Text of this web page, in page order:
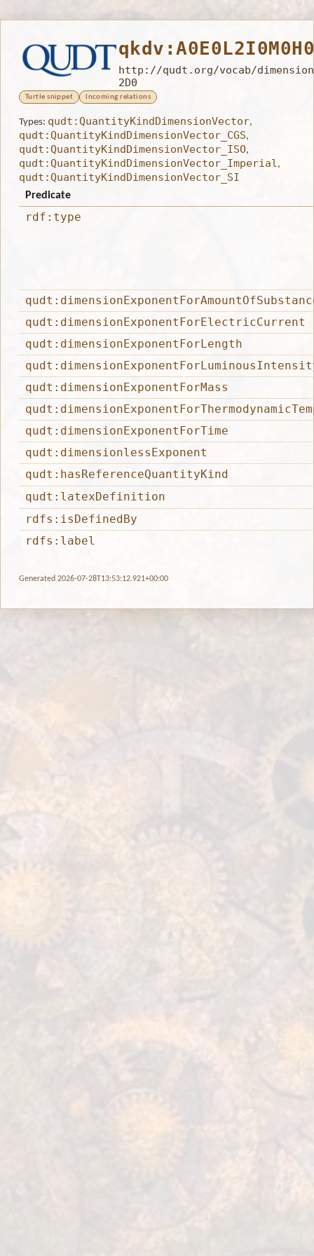
http://qudt.org/vocab/
2D0
Turtle snippet Incoming relations
Types: qudt:QuantityKindDimensionVector,
qudt:QuantityKindDimensionVector_CGS,
qudt:QuantityKindDimensionVector_ISO,
qudt:QuantityKindDimensionVector_Imperial,
qudt:QuantityKindDimensionVector_SI
Predicate
rdf:type
qudt:dimensionExponentForElectricCurrent
qudt:dimensionExponentForLength
qudt:dimensionExponentForMass
qudt:dimensionExponentForTime
qudt:dimensionlessExponent
qudt:hasReferenceQuantityKind
qudt:latexDefinition
rdfs:isDefinedBy
rdfs:label
Generated 2026-07-28T13:53:12.921+00:00